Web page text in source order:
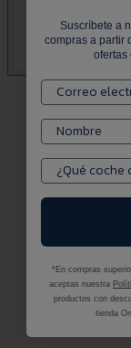
Suscríbete a
compras a partir
ofertas
*En compras
aceptas nuestra
productos con
tienda